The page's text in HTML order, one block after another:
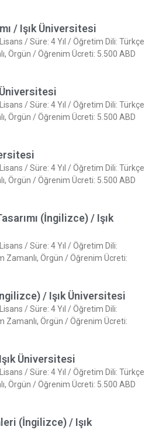
/ Işık Üniversitesi
/ Süre: 4 Yıl / Öğretim Dili: Türkçe
Örgün / Öğrenim Ücreti: 5.500 ABD
/ Süre: 4 Yıl / Öğretim Dili: Türkçe
Örgün / Öğrenim Ücreti: 5.500 ABD
/ Süre: 4 Yıl / Öğretim Dili: Türkçe
Örgün / Öğrenim Ücreti: 5.500 ABD
(İngilizce) / Işık
/ Süre: 4 Yıl / Öğretim Dili:
Zamanlı, Örgün / Öğrenim Ücreti:
/ Işık Üniversitesi
/ Süre: 4 Yıl / Öğretim Dili:
Zamanlı, Örgün / Öğrenim Ücreti:
Üniversitesi
/ Süre: 4 Yıl / Öğretim Dili: Türkçe
Örgün / Öğrenim Ücreti: 5.500 ABD
(İngilizce) / Işık